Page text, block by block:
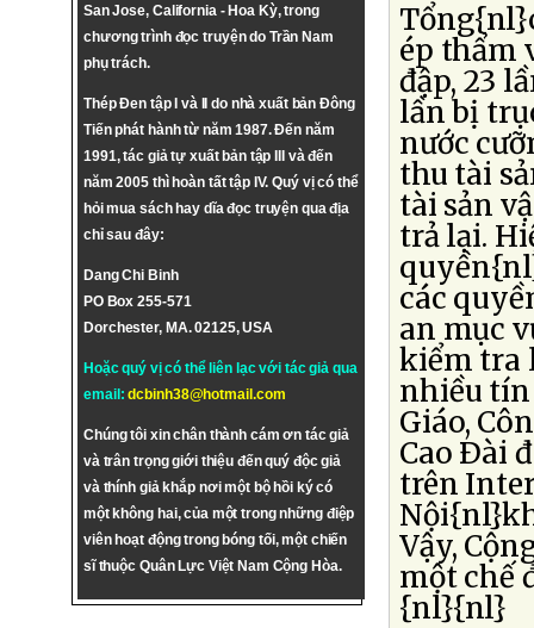
San Jose, California - Hoa Kỳ, trong
chương trình đọc truyện do Trần Nam
phụ trách.
Thép Đen tập I và II do nhà xuất bản Đông
Tiến phát hành từ năm 1987. Đến năm
1991, tác giả tự xuất bản tập III và đến
năm 2005 thì hoàn tất tập IV. Quý vị có thể
hỏi mua sách hay dĩa đọc truyện qua địa
chỉ sau đây:
Dang Chi Binh
PO Box 255-571
Dorchester, MA. 02125, USA
Hoặc quý vị có thể liên lạc với tác giả qua
email:dcbinh38@hotmail.com
Chúng tôi xin chân thành cám ơn tác giả
và trân trọng giới thiệu đến quý độc giả
và thính giả khắp nơi một bộ hồi ký có
một không hai, của một trong những điệp
viên hoạt động trong bóng tối, một chiến
sĩ thuộc Quân Lực Việt Nam Cộng Hòa.
ép thẩm
đập, 23
lần bị
nước
thu tài
tài sản
trả lại.
các
an mục
kiểm tra
nhiều
Giáo,
Cao Ðài
trên
Vậy,
một chế
{nl}{nl}